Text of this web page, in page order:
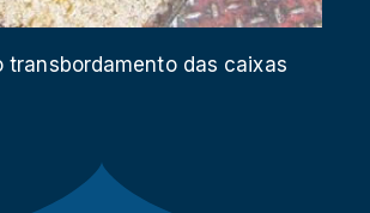
transbordamento das caixas